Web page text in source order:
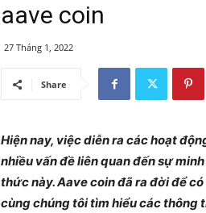
aave coin
27 Tháng 1, 2022
Share
Hiện nay, việc diễn ra các hoạt
nhiều vấn đề liên quan đến sự
thức này. Aave coin đã ra đời để
cùng chúng tôi tìm hiểu các thông